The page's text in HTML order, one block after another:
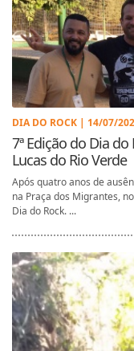
DIA DO ROCK | 14/07/
7ª Edição do Dia
Lucas do Rio Verde
Após quatro anos de
na Praça dos Migrantes,
Dia do Rock. ...